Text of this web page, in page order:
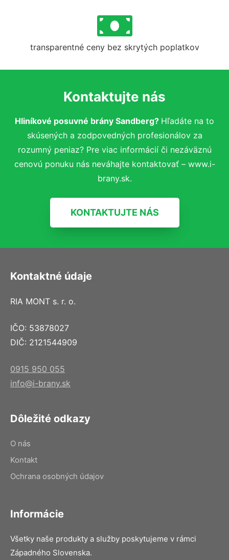
transparentné ceny bez skrytých poplatkov
Kontaktujte nás
Hliníkové posuvné brány Sandberg? Hľadáte na to
skúsených a zodpovedných profesionálov za
rozumný peniaz? Pre viac informácií či nezáväznú
cenovú ponuku nás neváhajte kontaktovať – www.i-
brany.sk.
KONTAKTUJTE NÁS
Kontaktné údaje
RIA MONT s. r. o.
IČO: 53878027
DIČ: 2121544909
0915 950 055
info@i-brany.sk
Dôležité odkazy
O nás
Kontakt
Ochrana osobných údajov
Informácie
Všetky naše produkty a služby poskytujeme v rámci
Západného Slovenska.